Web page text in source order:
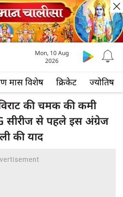
मास विशेष क्रिकेट ज्योतिष
Mon, 10 Aug
2026
की चमक की कमी
सीरीज से पहले इस अंग्रेज
की याद